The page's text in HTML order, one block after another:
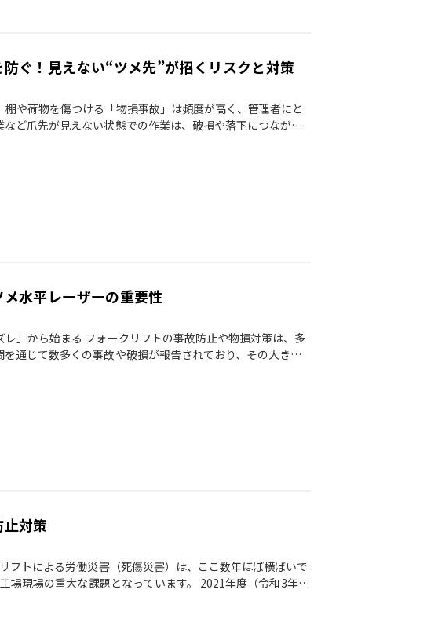
ぐ！見えない“ツメ先”が招くリスクと対策
や荷物を傷つける「物損事故」は頻度が高く、管理者にと
ど爪先が見えない状態での作業は、破損や落下につながり
水平レーザーの重要性
」から始まる フォークリフトの事故防止や物損対策は、多
通じて数多くの事故や破損が報告されており、その大きな
対策
フトによる労働災害（死傷災害）は、ここ数年ほぼ横ばいで
場現場の重大な課題となっています。 2021年度（令和3年